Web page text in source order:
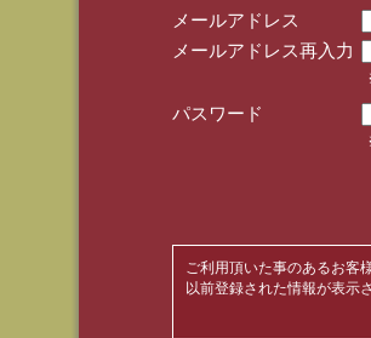
メールアドレス
メールアドレス再入力
パスワード
ご利用頂いた事のあるお客
以前登録された情報が表示